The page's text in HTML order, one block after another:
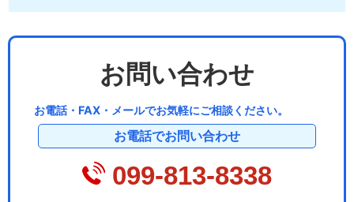
お問い合わせ
お電話・FAX・メールでお気軽にご相談ください。
お電話でお問い合わせ
099-813-8338